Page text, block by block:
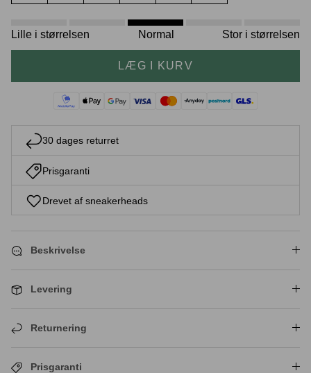
Crease protectors Skotræ
Sneaker rengøring
Lille i størrelsen Normal Stor i størrelsen
LÆG I KURV
30 dages returret
Prisgaranti
Drevet af sneakerheads
Beskrivelse
Levering
Returnering
Prisgaranti